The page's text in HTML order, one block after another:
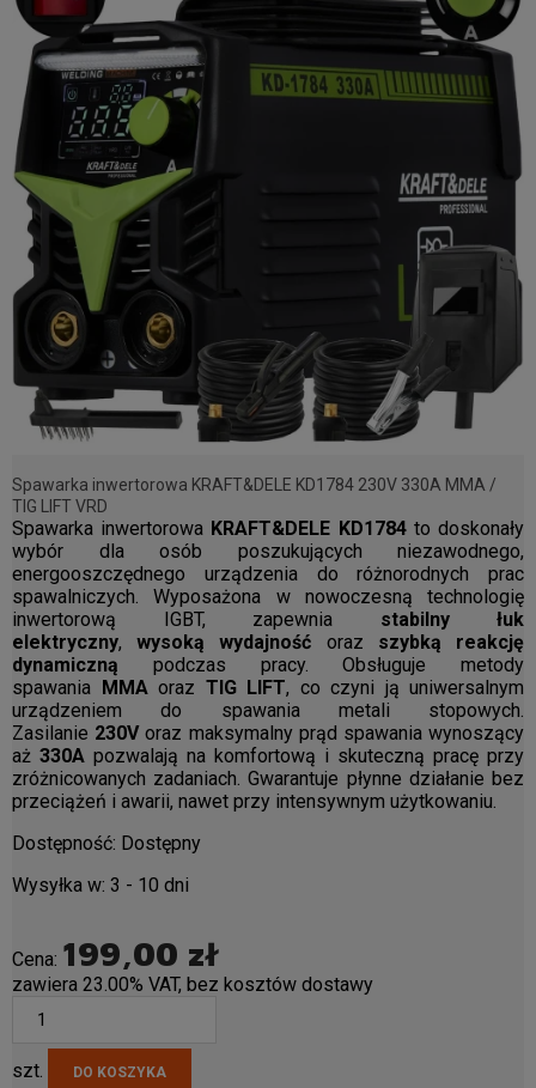
Spawarka inwertorowa KRAFT&DELE KD1784 230V 330A MMA /
TIG LIFT VRD
Spawarka inwertorowa KRAFT&DELE KD1784to doskonały
wybór dla osób poszukujących niezawodnego,
energooszczędnego urządzenia do różnorodnych prac
spawalniczych. Wyposażona w nowoczesną technologię
inwertorową IGBT, zapewnia stabilny łuk
elektryczny,wysoką wydajność oraz szybką reakcję
dynamiczną podczas pracy. Obsługuje metody
spawania MMA oraz TIG LIFT, co czyni ją uniwersalnym
urządzeniem do spawania metali stopowych.
Zasilanie 230Voraz maksymalny prąd spawania wynoszący
aż 330A pozwalają na komfortową i skuteczną pracę przy
zróżnicowanych zadaniach. Gwarantuje płynne działanie bez
przeciążeń i awarii, nawet przy intensywnym użytkowaniu.
Dostępność: Dostępny
Wysyłka w: 3 - 10 dni
Cena: 199,00 zł
zawiera 23.00% VAT, bez kosztów dostawy
szt. DO KOSZYKA